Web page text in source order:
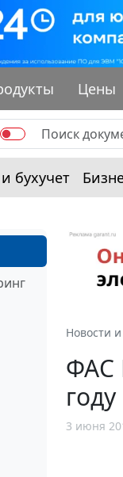
Цены
бухучет
Новости
ФАС
году
3 июня